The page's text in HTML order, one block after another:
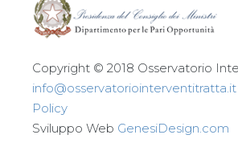
Copyright © 2018 Osservatorio
info@osservatoriointerventitratta.it
Policy
Sviluppo Web GenesiDesign.com